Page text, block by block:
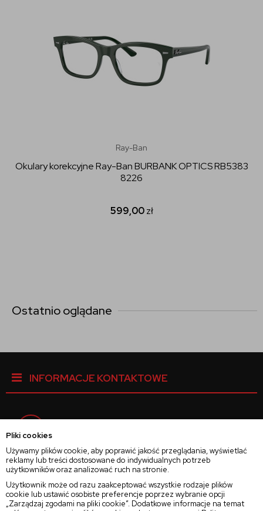
Pliki cookies
Używamy plików cookie, aby poprawić jakość przeglądania, wyświetlać
reklamy lub treści dostosowane do indywidualnych potrzeb
użytkowników oraz analizować ruch na stronie.
Użytkownik może od razu zaakceptować wszystkie rodzaje plików
cookie lub ustawić osobiste preferencje poprzez wybranie opcji
„Zarządzaj zgodami na pliki cookie”. Dodatkowe informacje na temat
Ray-Ban
Okulary korekcyjne Ray-Ban BURBANK OPTICS RB5383
8226
599,00zł
Ostatnio oglądane
INFORMACJE KONTAKTOWE
Instagram
Twitter